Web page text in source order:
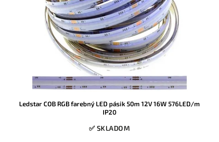
Ledstar COB RGB farebný LED pásik 50m 12V 16W 576LED/m
IP20
✅ SKLADOM